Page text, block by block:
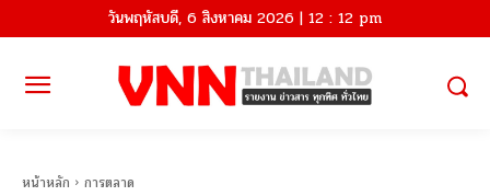
วันพฤหัสบดี, 6 สิงหาคม 2026 | 12 : 12 pm
หน้าหลัก การตลาด